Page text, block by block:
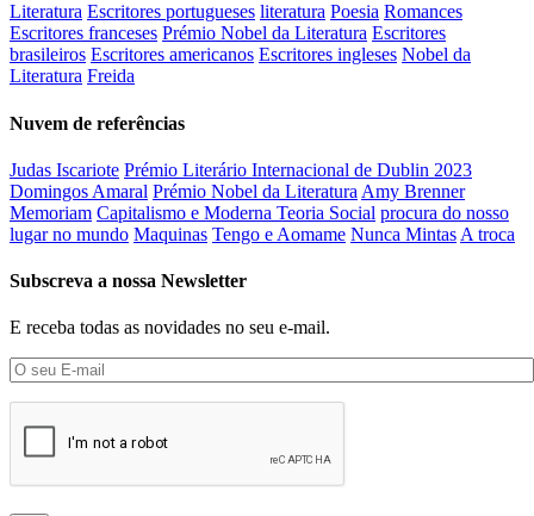
Literatura Escritores portugueses literatura Poesia Romances
Escritores franceses Prémio Nobel da Literatura Escritores
brasileiros Escritores americanos Escritores ingleses Nobel da
Literatura Freida
Nuvem de referências
Judas Iscariote Prémio Literário Internacional de Dublin 2023
Domingos Amaral Prémio Nobel da Literatura Amy Brenner
Memoriam Capitalismo e Moderna Teoria Social procura do nosso
lugar no mundo Maquinas Tengo e Aomame Nunca Mintas A troca
Subscreva a nossa Newsletter
E receba todas as novidades no seu e-mail.